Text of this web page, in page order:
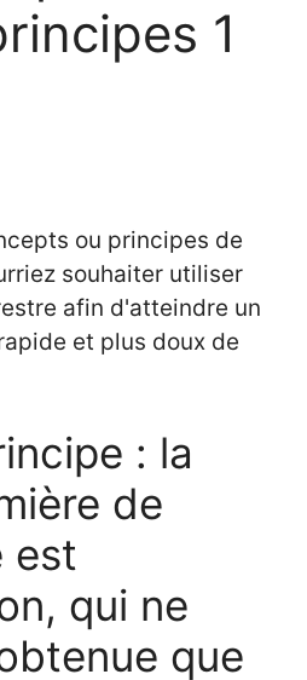
1
ou principes de
souhaiter utiliser
afin d'atteindre un
et plus doux de
: la
de
est
qui ne
que